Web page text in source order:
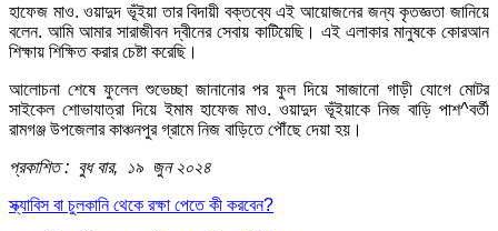
হাফেজ মাও. ওয়াদুদ ভূঁইয়া তার বিদায়ী বক্তব্যে এই আয়োজনের জন্য কৃতজ্ঞতা জানিয়ে
বলেন. আমি আমার সারাজীবন দ্বীনের সেবায় কাটিয়েছি। এই এলাকার মানুষকে কোরআন
শিক্ষায় শিক্ষিত করার চেষ্টা করেছি।
আলোচনা শেষে ফুলেল শুভেচ্ছা জানানোর পর ফুল দিয়ে সাজানো গাড়ী যোগে মোটর
সাইকেল শোভাযাত্রা দিয়ে ইমাম হাফেজ মাও. ওয়াদুদ ভূঁইয়াকে নিজ বাড়ি পাশ^বর্তী
রামগঞ্জ উপজেলার কাঞ্চনপুর গ্রামে নিজ বাড়িতে পৌঁছে দেয়া হয়।
প্রকাশিত : বুধ বার, ১৯ জুন ২০২৪
স্ক্যাবিস বা চুলকানি থেকে রক্ষা পেতে কী করবেন?